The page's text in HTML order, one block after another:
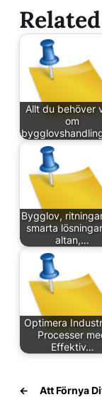
Allt du behöver
om
Bygglov,
smarta
altan,…
Optimera
Processer
Effektiv…
← Att Förnya